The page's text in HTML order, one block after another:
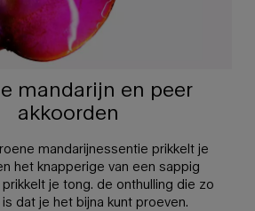
mandarijn en peer
akkoorden
mandarijnessentie prikkelt je
het knapperige van een sappig
je tong. de onthulling die zo
dat je het bijna kunt proeven.